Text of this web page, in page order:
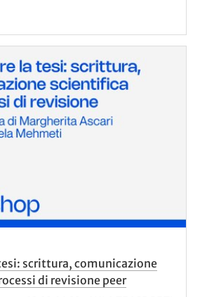
scrittura, comunicazione
di revisione peer